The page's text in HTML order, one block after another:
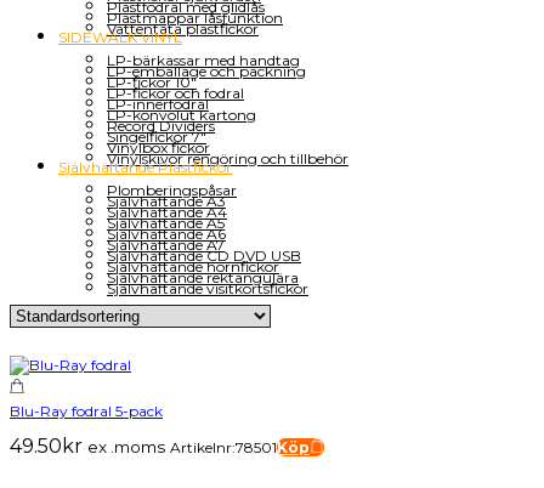
Plastfodral med glidlås
Plastmappar låsfunktion
Vattentäta plastfickor
SIDEWALK VINYL
LP-bärkassar med handtag
LP-emballage och packning
LP-fickor 10"
LP-fickor och fodral
LP-innerfodral
LP-konvolut kartong
Record Dividers
Singelfickor 7"
Vinylbox fickor
Vinylskivor rengöring och tillbehör
Självhäftande Plastfickor
Plomberingspåsar
Självhäftande A3
Självhäftande A4
Självhäftande A5
Självhäftande A6
Självhäftande A7
Självhäftande CD DVD USB
Självhäftande hörnfickor
Självhäftande rektangulära
Självhäftande visitkortsfickor
Blu-Ray fodral 5-pack
49.50 kr ex .moms Artikelnr:78501Köp